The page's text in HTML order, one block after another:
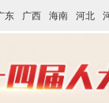
东 广西 海南 河北